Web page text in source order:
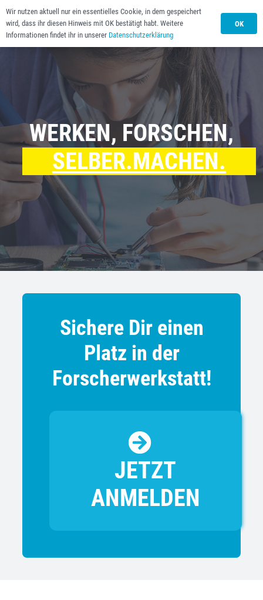
WERKEN, FORSCHEN,
SELBER.MACHEN.
Sichere Dir einen
Platz in der
Forscherwerkstatt!
JETZT
ANMELDEN
Wir nutzen aktuell nur ein essentielles Cookie, in dem gespeichert
wird, dass ihr diesen Hinweis mit OK bestätigt habt. Weitere
Informationen findet ihr in unserer Datenschutzerklärung
OK